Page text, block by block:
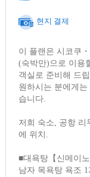
현지 결제
이 플랜은 시코쿠
(숙박만)으로 이용
객실로 준비해 드
원하시는 분에게
습니다.
저희 숙소, 공항 리
에 위치.
■대욕탕【신메이
남자 목욕탕 욕조 1